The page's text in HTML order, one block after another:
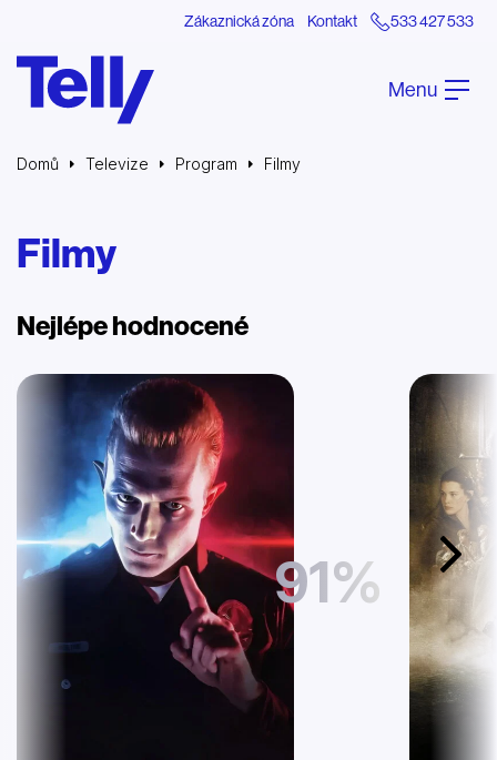
Zákaznická zóna Kontakt 533 427 533
Menu
Domů Televize Program Filmy
Filmy
Nejlépe hodnocené
Další
91%